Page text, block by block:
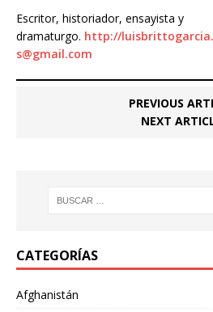
Escritor, historiador, ensayista y
dramaturgo. http://
s@gmail.com
PREVIOUS
NEXT
CATEGORÍAS
Afghanistán